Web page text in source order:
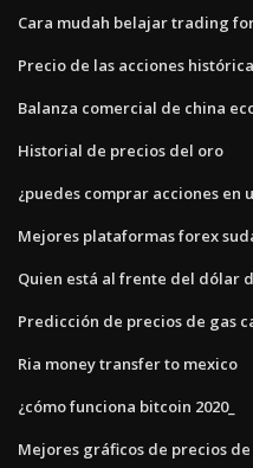
Cara mudah belajar trading
Precio de las acciones
Balanza comercial de china
Historial de precios del oro
¿puedes comprar acciones en
Mejores plataformas forex
Quien está al frente del dólar
Predicción de precios de gas
Ria money transfer to mexico
¿cómo funciona bitcoin 2020_
Mejores gráficos de precios